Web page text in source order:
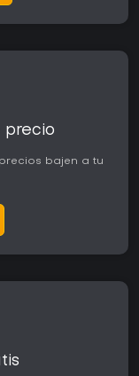
precio
bajen a tu